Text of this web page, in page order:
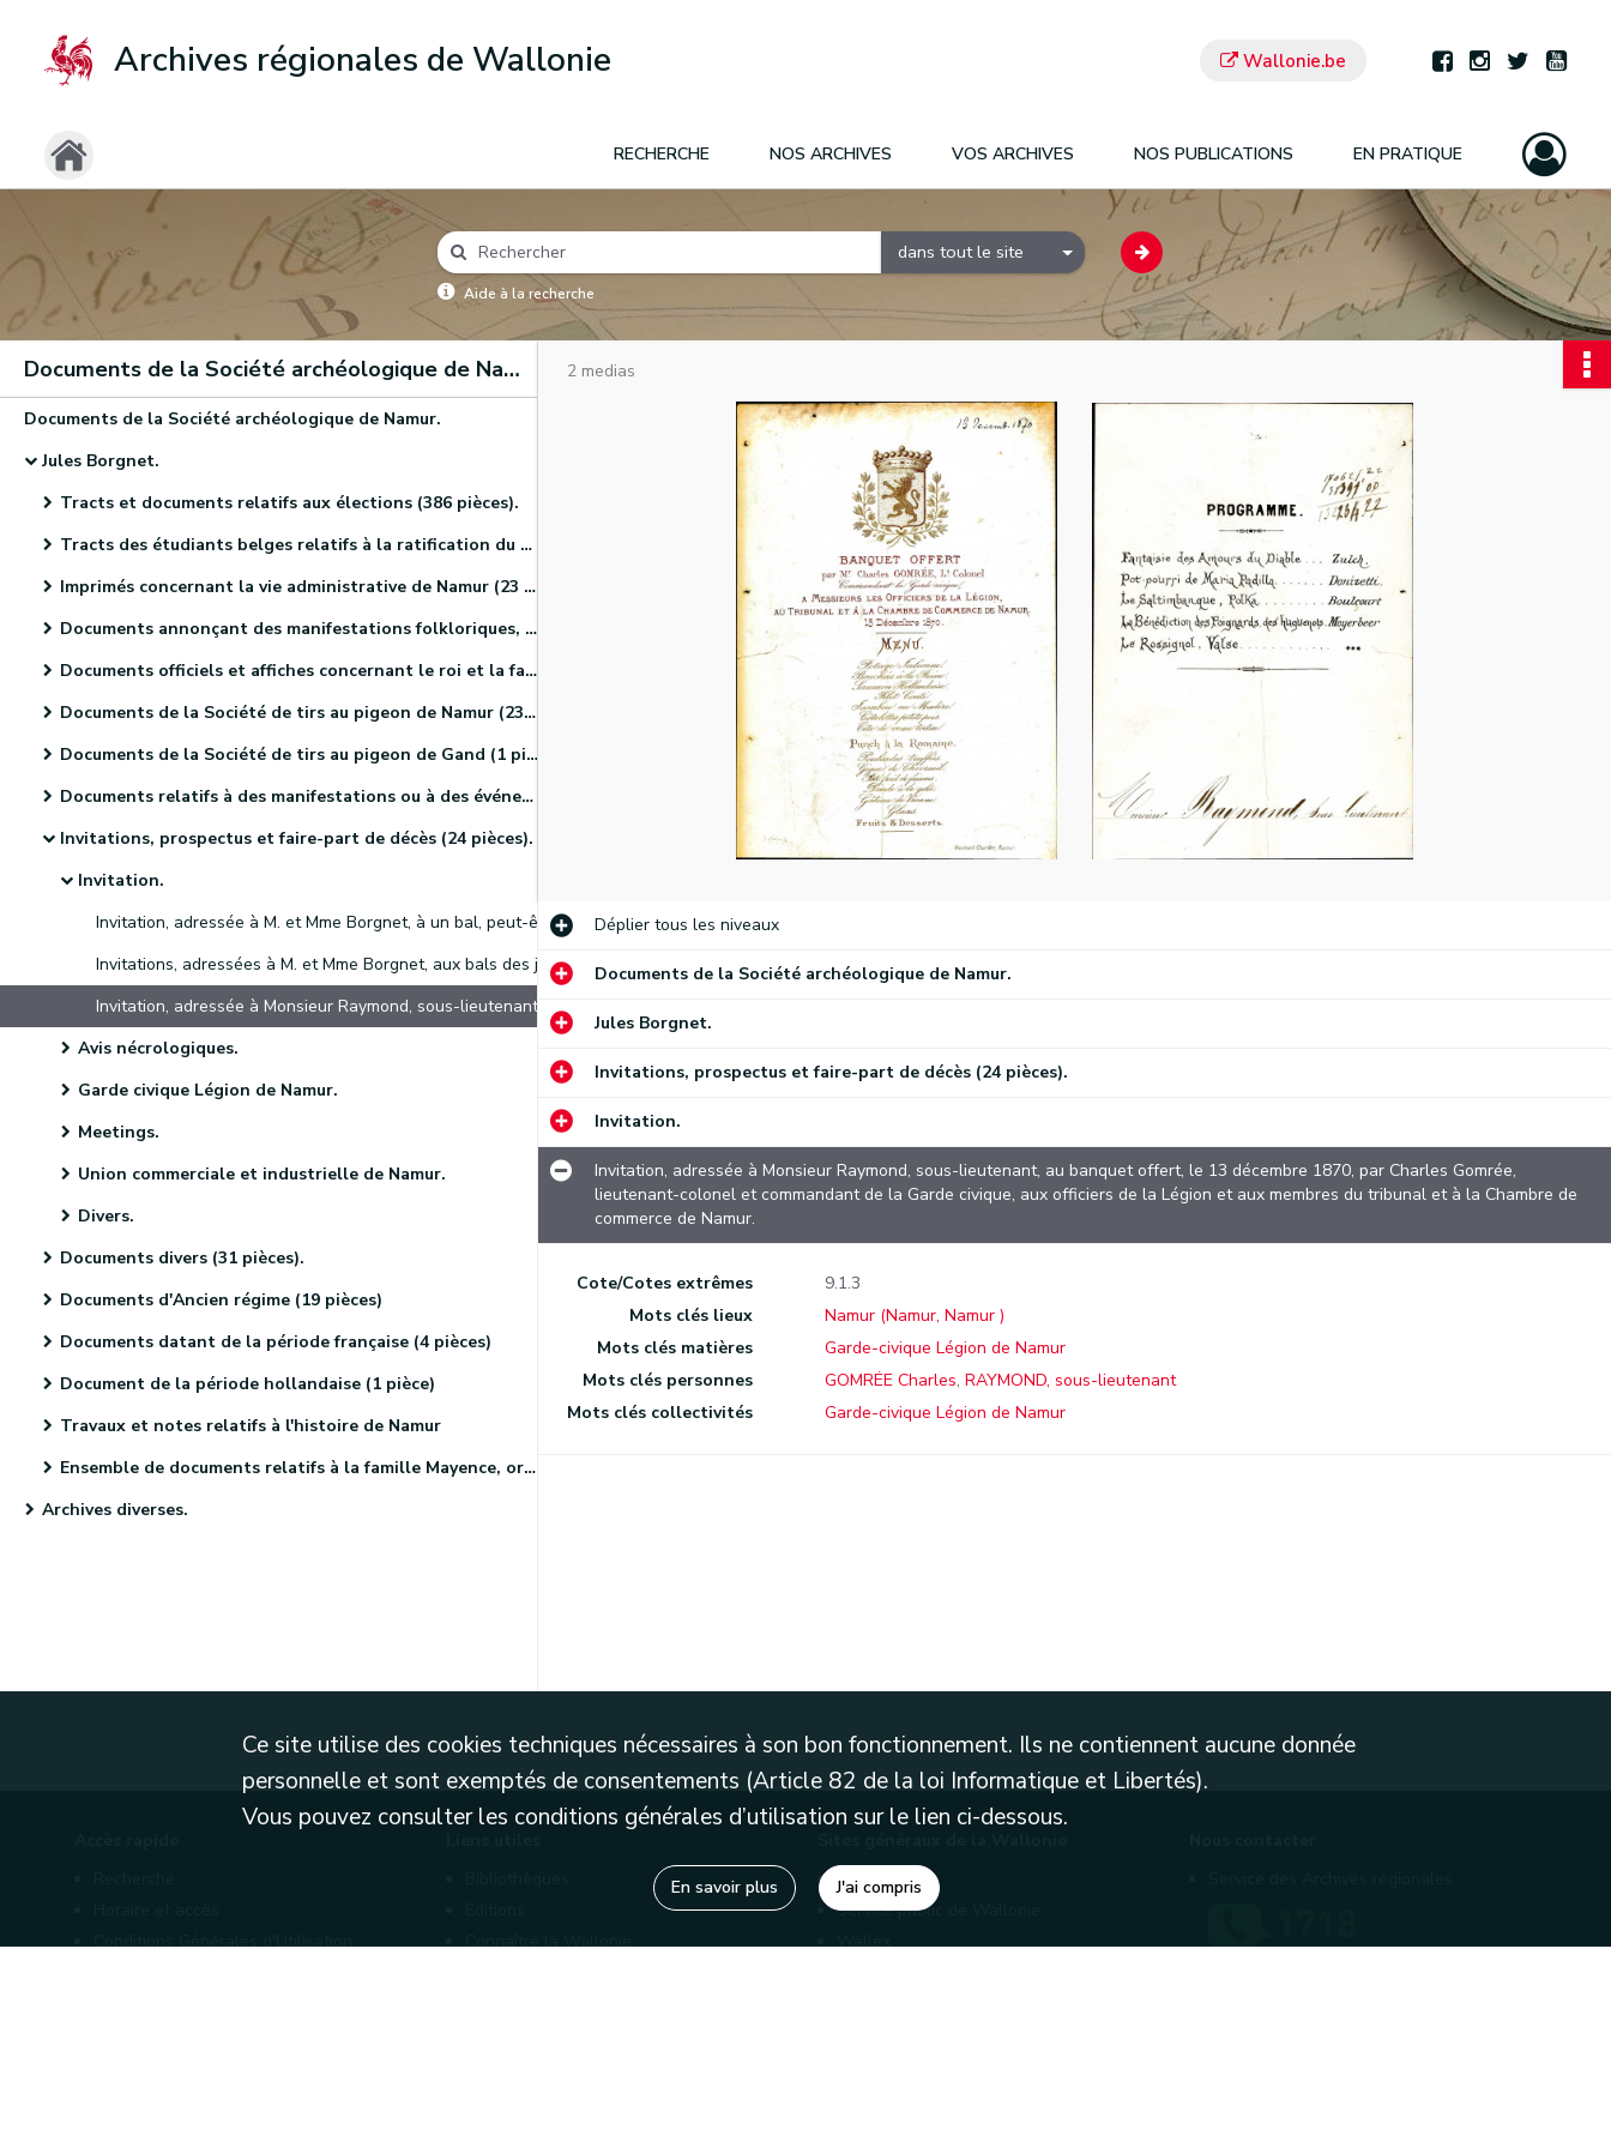
Archives régionales de Wallonie Wallonie.be
RECHERCHE NOS ARCHIVES VOS ARCHIVES NOS PUBLICATIONS EN PRATIQUE
dans tout le site
Aide à la recherche
Documents de la Société archéologique de Namur
Documents de la Société archéologique de Namur.
Jules Borgnet.
Tracts et documents relatifs aux élections (386 pièces).
Tracts des étudiants belges relatifs à la ratification du Traité des XXIV articles (4 pièces).
Imprimés concernant la vie administrative de Namur (23 pièces).
Documents annonçant des manifestations folkloriques, culturelles et sportives. (46 pièces)
Documents officiels et affiches concernant le roi et la famille royale (18 pièces)
Documents de la Société de tirs au pigeon de Namur (23 pièces)
Documents de la Société de tirs au pigeon de Gand (1 pièce).
Documents relatifs à des manifestations ou à des événements religieux (41 pièces)
Invitations, prospectus et faire-part de décès (24 pièces).
Invitation.
Invitation, adressée à M. et Mme Borgnet, à un bal, peut-être des jeunes gens, qui aura lieu, le 21 avril 1851, dans la salle des redoutes.
Invitations, adressées à M. et Mme Borgnet, aux bals des jeunes gens qui auront lieu, dans la salle des concerts, les 18 avril 1865, 23 avril 1867, 14 avril 1868 et 28 avril 1869.
Invitation, adressée à Monsieur Raymond, sous-lieutenant, au banquet offert, le 13 décembre 1870, par Charles Gomrée, lieutenant-colonel et commandant de la Garde civique, aux officiers de la Légion et aux membres du tribunal et à la Chambre de commerce de Namur.
Avis nécrologiques.
Garde civique Légion de Namur.
Meetings.
Union commerciale et industrielle de Namur.
Divers.
Documents divers (31 pièces).
Documents d'Ancien régime (19 pièces)
Documents datant de la période française (4 pièces)
Document de la période hollandaise (1 pièce)
Travaux et notes relatifs à l'histoire de Namur
Ensemble de documents relatifs à la famille Mayence, originaire de Metz (4 pièces)
Archives diverses.
2 medias
Dépliertous les niveaux
Documents de la Société archéologique de Namur.
Jules Borgnet.
Invitations, prospectus et faire-part de décès (24 pièces).
Invitation.
Invitation, adressée à Monsieur Raymond, sous-lieutenant, au banquet offert, le 13 décembre 1870, par Charles Gomrée,
lieutenant-colonel et commandant de la Garde civique, aux officiers de la Légion et aux membres du tribunal et à la Chambre de
commerce de Namur.
Cote/Cotes extrêmes
9.1.3
Mots clés lieux
Namur (Namur, Namur )
Mots clés matières
Garde-civique Légion de Namur
Mots clés personnes
GOMRÉE Charles, RAYMOND, sous-lieutenant
Mots clés collectivités
Garde-civique Légion de Namur
Conditions Générales d'Utilisation
Connaître la Wallonie
Wallonie.be
Service public de Wallonie
Wallex
Ce site utilise des cookies techniques nécessaires à son bon fonctionnement. Ils ne contiennent aucune donnée
personnelle et sont exemptés de consentements (Article 82 de la loi Informatique et Libertés).
Vous pouvez consulter les conditions générales d’utilisation sur le lien ci-dessous.
En savoir plus J'ai compris